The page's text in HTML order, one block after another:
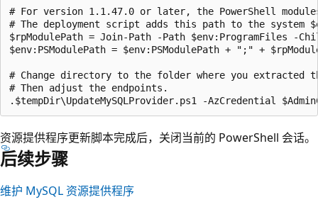
# For version 1.1.47.0 or later, the PowerShell
# The deployment script adds this path to the system
$rpModulePath = Join-Path -Path $env:ProgramFiles -
$env:PSModulePath = $env:PSModulePath + ";" +
# Change directory to the folder where you
# Then adjust the endpoints.
资源提供程序更新脚本完成后，关闭当前的 PowerShell 会话。
后续步骤
维护 MySQL 资源提供程序